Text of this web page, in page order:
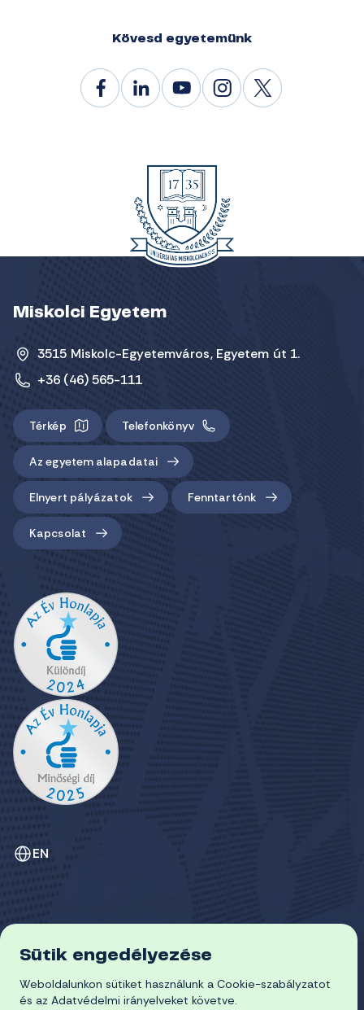
Kövesd egyetemünk
Miskolci Egyetem
3515 Miskolc-Egyetemváros, Egyetem út 1.
+36 (46) 565-111
Térkép Telefonkönyv
Az egyetem alapadatai
Elnyert pályázatok Fenntartónk
Kapcsolat
EN
© 2026 Miskolci Egyetem
ADATVÉDELEM
COOKIE-SZABÁLYZAT
Sütik engedélyezése
Weboldalunkon sütiket használunk a Cookie-szabályzatot
és az Adatvédelmi irányelveket követve.